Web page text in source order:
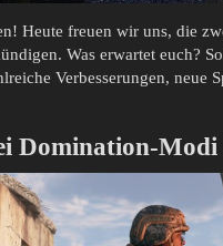
Heute freuen wir uns, die
Was erwartet euch?
Verbesserungen,
Domination-Modi